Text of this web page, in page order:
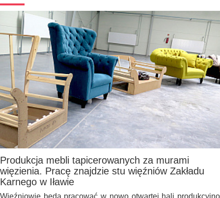
Produkcja mebli tapicerowanych za murami
więzienia. Pracę znajdzie stu więźniów Zakładu
Karnego w Iławie
Więźniowie będą pracować w nowo otwartej hali produkcyjno